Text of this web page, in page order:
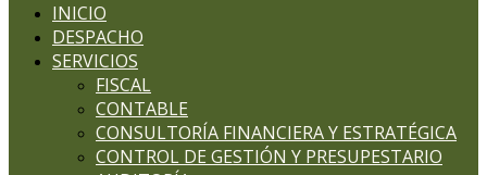
INICIO
DESPACHO
SERVICIOS
FISCAL
CONTABLE
CONSULTORÍA FINANCIERA Y ESTRATÉGICA
CONTROL DE GESTIÓN Y PRESUPESTARIO